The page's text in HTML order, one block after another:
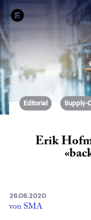
Editorial Supply-
Erik
26.06.2020
von SMA